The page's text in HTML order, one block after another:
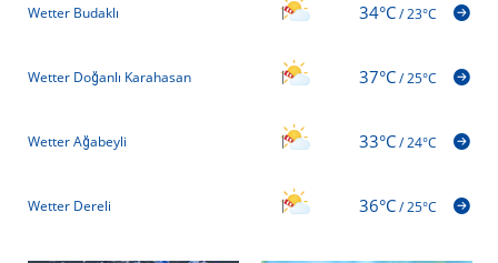
Wetter Budaklı 34°C/23°C
Wetter Doğanlı Karahasan 37°C/25°C
Wetter Ağabeyli 33°C/24°C
Wetter Dereli 36°C/25°C